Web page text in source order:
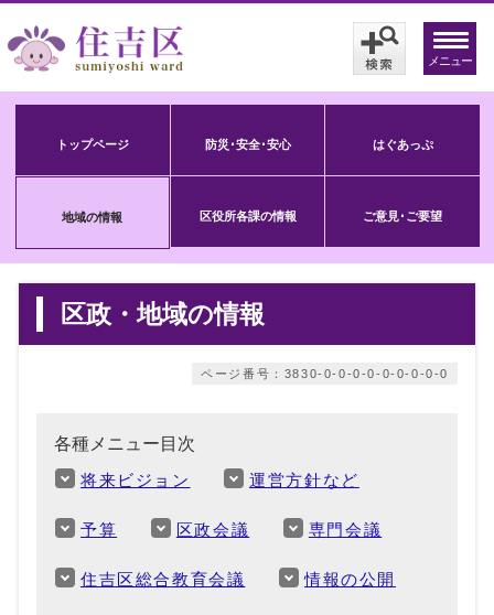
メニュー
トップページ 防災･安全･安心 はぐあっぷ
地域の情報 区役所各課の情報 ご意見･ご要望
区政・地域の情報
ページ番号：3830-0-0-0-0-0-0-0-0-0
各種メニュー目次
将来ビジョン 運営方針など
予算 区政会議 専門会議
住吉区総合教育会議 情報の公開